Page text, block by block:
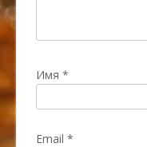
Имя *
Email *